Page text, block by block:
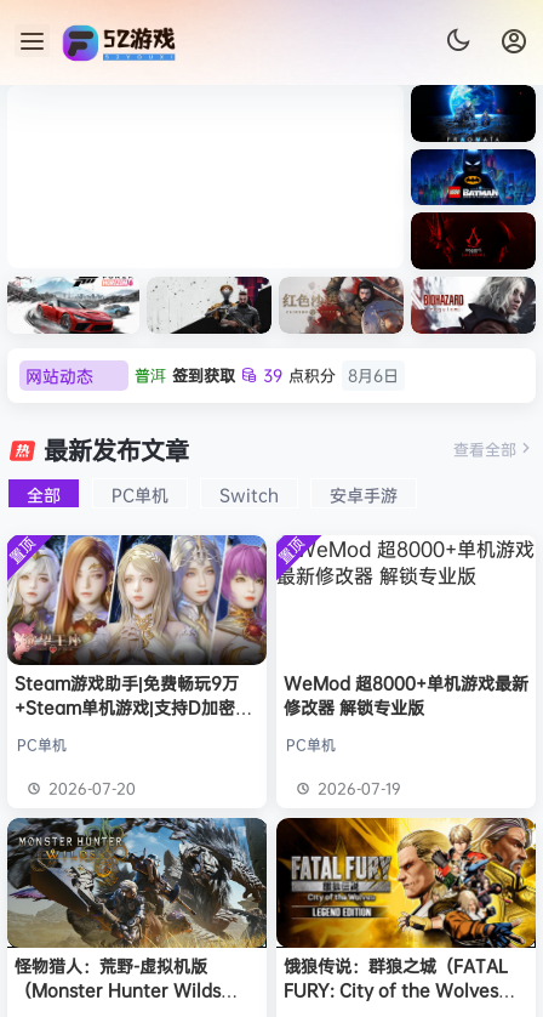
Light ）免安装中文版
《识质存
在/PRAG
MATA》
免安装中
文版
《乐高蝙
蝠侠：黑
暗骑士之
Dark
Creed
拟机
速：地平
线
6（Forza
Horizon
6）免安装
中文版
心/Atomi
c
Heart》
文版
n Desert
HYPERVI
SOR）免
安装中文
版
9：安魂
Requiem
）免安装
中文版
网站动态
欢迎 普洱 加入本站 8月6日
欢迎c***s
欢迎j***j 加入本站
欢迎1******4 加入本站 8月5日
l***g 签到获取 28 点积分 8月5日
w******g 签到获取
欢迎w******g 加入本站
欢迎D****Z 加入本站
欢迎有*酱 加入本站
8小时前
e******i 签到获取 43 点积分 9小时前
8月6日
加入本站 8月6日
最新发布文章
全部 PC单机 Switch 安卓手游
查看全部
置顶
Steam游戏助手|免费畅玩9万
+Steam单机游戏|支持D加密以
PC单机
2026-07-20
置顶
WeMod 超8000+单机游戏最新
修改器 解锁专业版
PC单机
2026-07-19
怪物猎人：荒野-虚拟机版
（Monster Hunter Wilds
饿狼传说：群狼之城（FATAL
FURY: City of the Wolves）